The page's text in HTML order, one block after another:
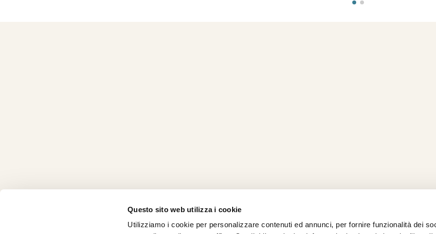
Questo sito web utilizza i cookie
Utilizziamo i cookie per personalizzare contenuti ed annunci, per fornire funzionalità dei